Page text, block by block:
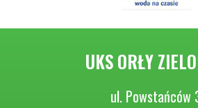
UKS ORŁY
ul. Powstańców